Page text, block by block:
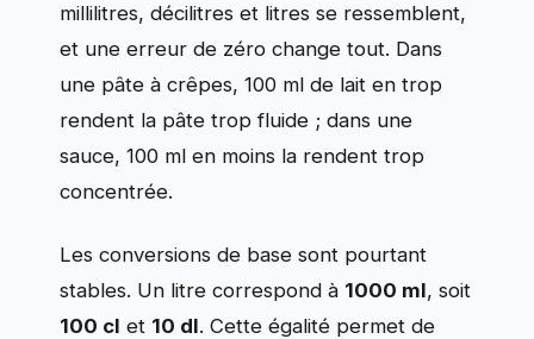
millilitres, décilitres et litres se ressemblent,
et une erreur de zéro change tout. Dans
une pâte à crêpes, 100 ml de lait en trop
rendent la pâte trop fluide ; dans une
sauce, 100 ml en moins la rendent trop
concentrée.
Les conversions de base sont pourtant
stables. Un litre correspond à 1000 ml, soit
100 cl et 10 dl. Cette égalité permet de